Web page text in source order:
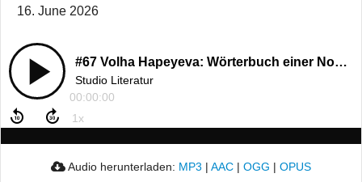
16. June 2026
#67 Volha Hapeyeva: Wörterbuch einer Nomadin
Studio Literatur
00:00:00
Audio herunterladen: MP3 | AAC | OGG | OPUS